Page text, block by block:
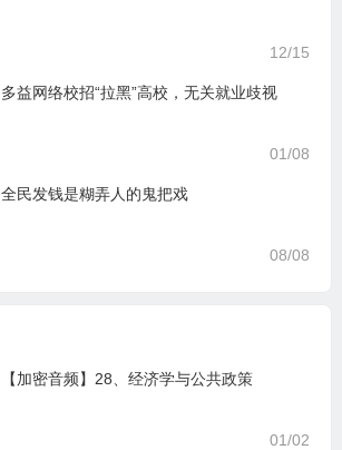
12/15
多益网络校招“拉黑”高校，无关就业歧视
01/08
全民发钱是糊弄人的鬼把戏
08/08
【加密音频】28、经济学与公共政策
01/02